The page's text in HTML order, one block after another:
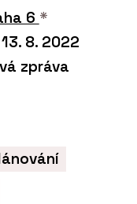
6 *
13. 8. 2022
zpráva